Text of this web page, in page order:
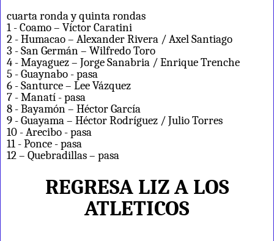
cuarta ronda y quinta rondas
1 - Coamo – Víctor Caratini
2 - Humacao – Alexander Rivera / Axel Santiago
3 - San Germán – Wilfredo Toro
4 - Mayaguez – Jorge Sanabria / Enrique Trenche
5 - Guaynabo - pasa
6 - Santurce – Lee Vázquez
7 - Manatí - pasa
8 - Bayamón – Héctor García
9 - Guayama – Héctor Rodríguez / Julio Torres
10 - Arecibo - pasa
11 - Ponce - pasa
12 – Quebradillas – pasa
REGRESA LIZ A LOS
ATLETICOS